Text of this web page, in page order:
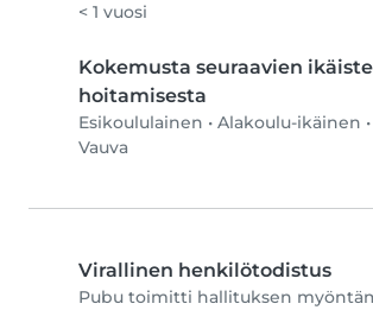
< 1 vuosi
Kokemusta seuraavien
hoitamisesta
Esikoululainen • Alakoulu-ikäinen •
Vauva
Virallinen henkilötodistus
Pubu toimitti hallituksen